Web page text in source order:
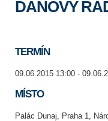
DAŇOVÝ
TERMÍN
09.06.2015 13:00 -
MÍSTO
Palác Dunaj, Praha 1,